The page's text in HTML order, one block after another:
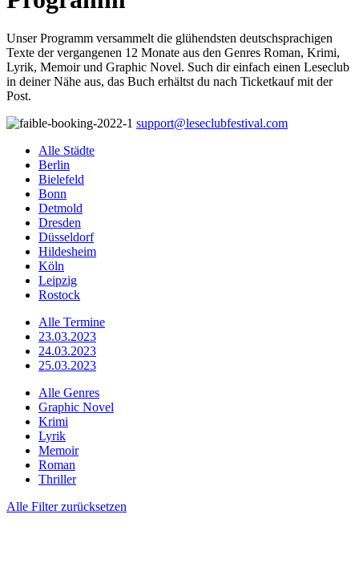
Unser Programm versammelt die glühendsten deutschsprachigen
Texte der vergangenen 12 Monate aus den Genres Roman, Krimi,
Lyrik, Memoir und Graphic Novel. Such dir einfach einen Leseclub
in deiner Nähe aus, das Buch erhältst du nach Ticketkauf mit der
Post.
support@leseclubfestival.com
Alle Städte
Berlin
Bielefeld
Bonn
Detmold
Dresden
Düsseldorf
Hildesheim
Köln
Leipzig
Rostock
Alle Termine
23.03.2023
24.03.2023
25.03.2023
Alle Genres
Graphic Novel
Krimi
Lyrik
Memoir
Roman
Thriller
Alle Filter zurücksetzen